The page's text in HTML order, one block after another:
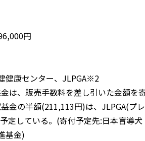
円
健康センター、JLPGA※2
、販売手数料を差し引いた金額を寄
金の半額(211,113円)は、JLPGA(プ
定している。(寄付予定先:日本盲導犬
基金)